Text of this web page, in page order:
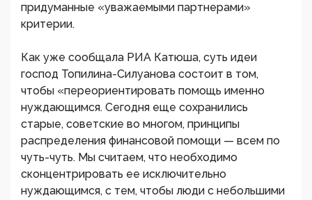
придуманные «уважаемыми партнерами»
критерии.
Как уже сообщала РИА Катюша, суть идеи
господ Топилина-Силуанова состоит в том,
чтобы «переориентировать помощь именно
нуждающимся. Сегодня еще сохранились
старые, советские во многом, принципы
распределения финансовой помощи — всем по
чуть-чуть. Мы считаем, что необходимо
сконцентрировать ее исключительно
нуждающимся, с тем, чтобы люди с небольшими